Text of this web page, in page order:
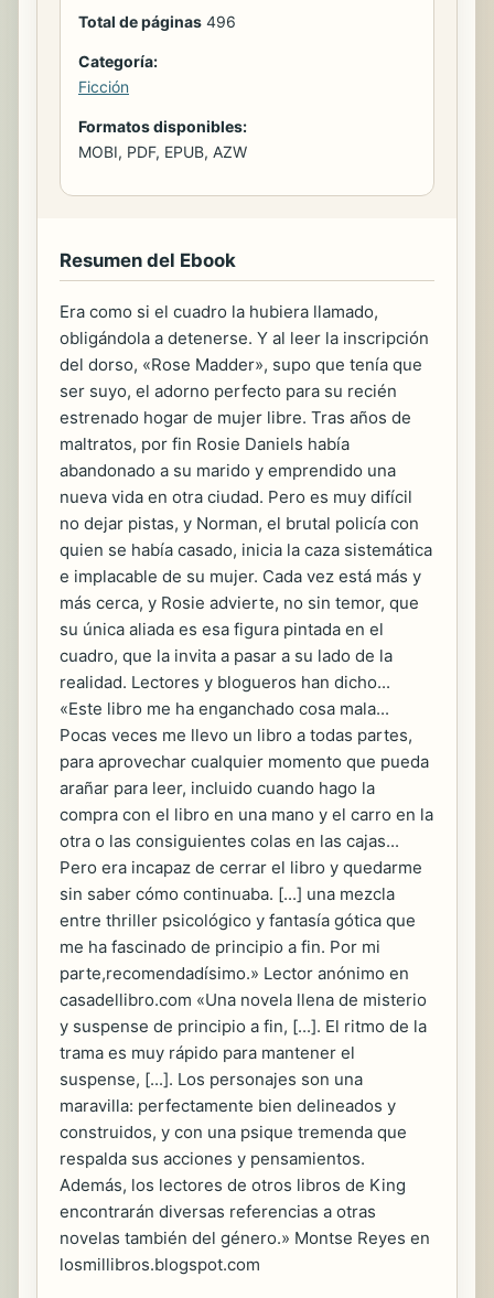
Total de páginas 496
Categoría:
Ficción
Formatos disponibles:
MOBI, PDF, EPUB, AZW
Resumen del Ebook
Era como si el cuadro la hubiera llamado,
obligándola a detenerse. Y al leer la inscripción
del dorso, «Rose Madder», supo que tenía que
ser suyo, el adorno perfecto para su recién
estrenado hogar de mujer libre. Tras años de
maltratos, por fin Rosie Daniels había
abandonado a su marido y emprendido una
nueva vida en otra ciudad. Pero es muy difícil
no dejar pistas, y Norman, el brutal policía con
quien se había casado, inicia la caza sistemática
e implacable de su mujer. Cada vez está más y
más cerca, y Rosie advierte, no sin temor, que
su única aliada es esa figura pintada en el
cuadro, que la invita a pasar a su lado de la
realidad. Lectores y blogueros han dicho...
«Este libro me ha enganchado cosa mala...
Pocas veces me llevo un libro a todas partes,
para aprovechar cualquier momento que pueda
arañar para leer, incluido cuando hago la
compra con el libro en una mano y el carro en la
otra o las consiguientes colas en las cajas...
Pero era incapaz de cerrar el libro y quedarme
sin saber cómo continuaba. [...] una mezcla
entre thriller psicológico y fantasía gótica que
me ha fascinado de principio a fin. Por mi
parte,recomendadísimo.» Lector anónimo en
casadellibro.com «Una novela llena de misterio
y suspense de principio a fin, [...]. El ritmo de la
trama es muy rápido para mantener el
suspense, [...]. Los personajes son una
maravilla: perfectamente bien delineados y
construidos, y con una psique tremenda que
respalda sus acciones y pensamientos.
Además, los lectores de otros libros de King
encontrarán diversas referencias a otras
novelas también del género.» Montse Reyes en
losmillibros.blogspot.com